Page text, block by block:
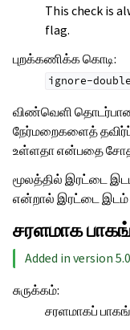
This check is
flag.
புறக்கணிக்க கொடி:
ignore-
விண்வெளி
நேர்மறைகளைத்
உள்ளதா என்பதை
மூலத்தில் இரட்டை
என்றால் இரட்டை
சரளமாக
Added in version
சுருக்கம்:
சரளமாகப்